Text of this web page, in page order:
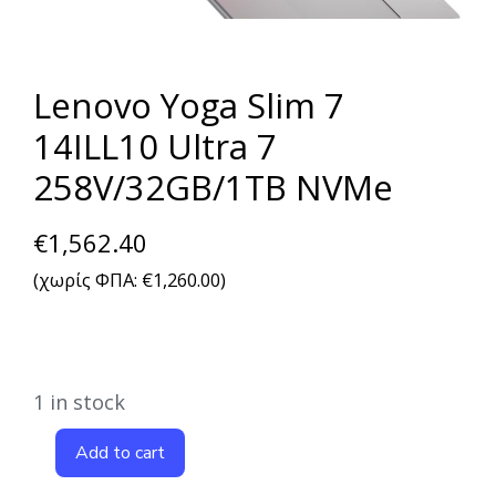
Lenovo Yoga Slim 7
14ILL10 Ultra 7
258V/32GB/1TB NVMe
€1,562.40
(χωρίς ΦΠΑ: €1,260.00)
1 in stock
Add to cart